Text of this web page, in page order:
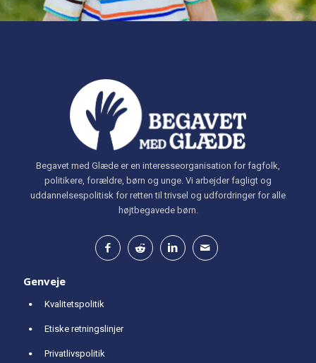
Begavet med Glæde er en interesseorganisation for fagfolk,
politikere, forældre, børn og unge. Vi arbejder fagligt og
uddannelsespolitisk for retten til trivsel og udfordringer for alle
højtbegavede børn.
Genveje
Kvalitetspolitik
Etiske retningslinjer
Privatlivspolitik